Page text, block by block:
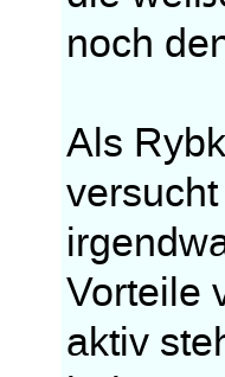
noch
Als
Vorteile
aktiv